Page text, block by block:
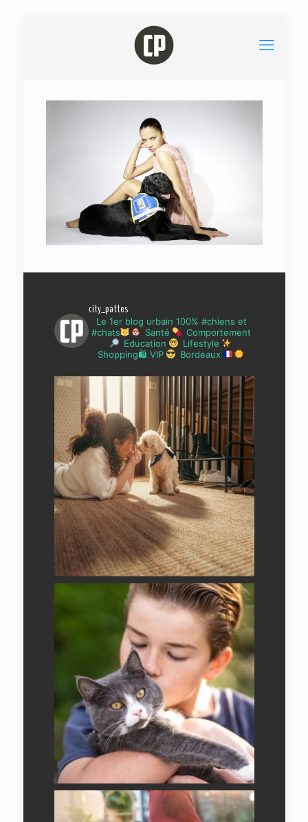
city_pattes
Le 1er blog urbain 100% #chiens et
#chats
Santé
Comportement
Education
Lifestyle
Shopping🛍 VIP
Bordeaux